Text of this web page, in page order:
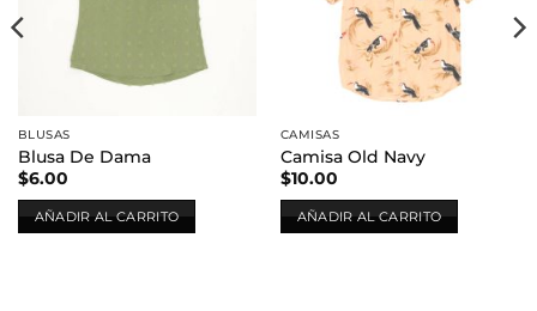
BLUSAS
Blusa De Dama
$6.00
AÑADIR AL CARRITO
CAMISAS
Camisa Old Navy
$10.00
AÑADIR AL CARRITO